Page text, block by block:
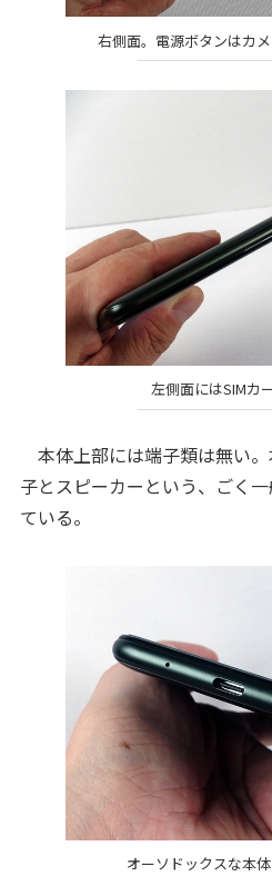
右側面。電源ボタンはカ
左側面にはSIMカ
本体上部には端子類は無い
子とスピーカーという、ごく
ている。
オーソドックスな本